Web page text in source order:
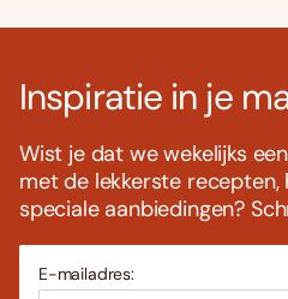
Inspiratie in je
Wist je dat we wekelijks
met de lekkerste recepten,
speciale aanbiedingen?
E-mailadres: